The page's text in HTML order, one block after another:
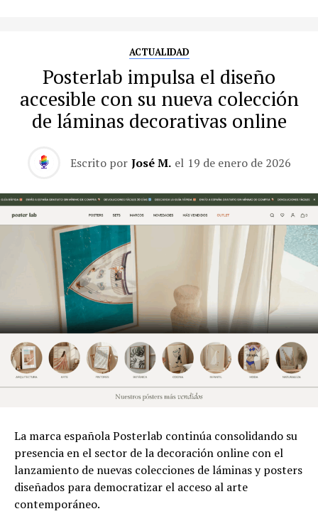
ACTUALIDAD
Posterlab impulsa el diseño
accesible con su nueva colección
de láminas decorativas online
Escrito por José M. el 19 de enero de 2026
La marca española Posterlab continúa consolidando su
presencia en el sector de la decoración online con el
lanzamiento de nuevas colecciones de láminas y posters
diseñados para democratizar el acceso al arte
contemporáneo.